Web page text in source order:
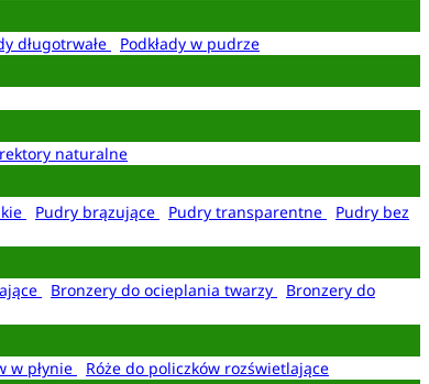
długotrwałe
Podkłady w pudrze
naturalne
Pudry brązujące Pudry transparentne
Pudry bez
Bronzery do ocieplania twarzy
Bronzery do
w płynie
Róże do policzków rozświetlające